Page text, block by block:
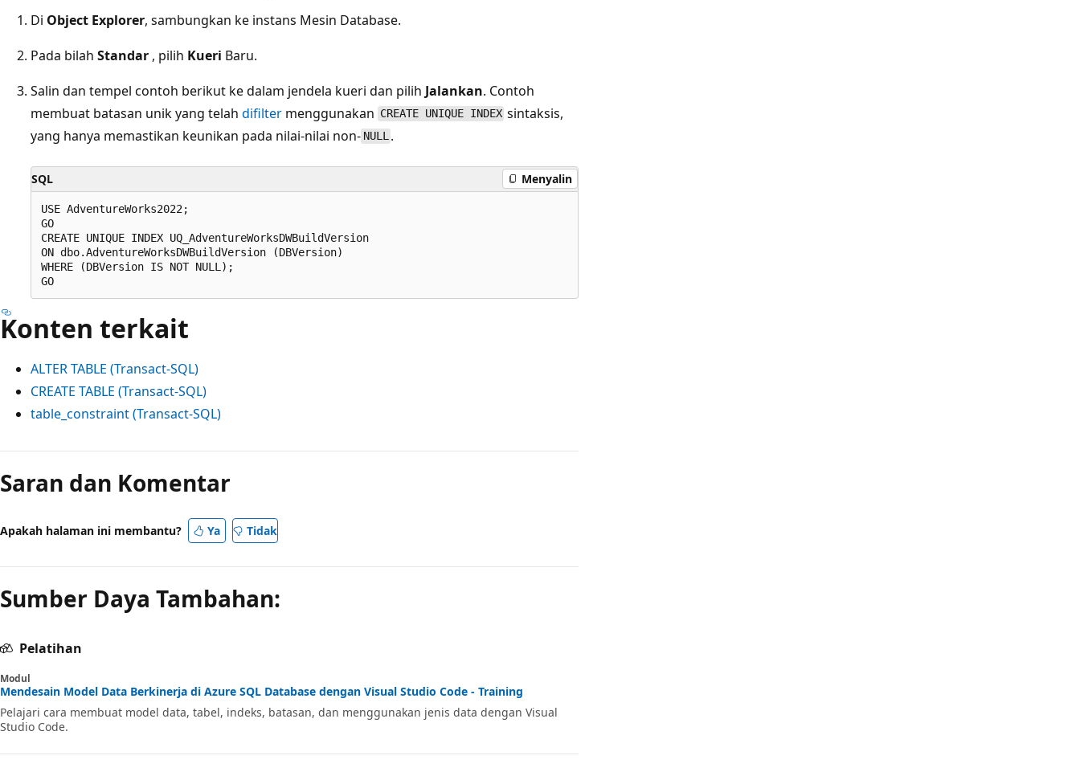
Di Object Explorer, sambungkan ke instans Mesin Database.
Pada bilah Standar , pilih Kueri Baru.
Salin dan tempel contoh berikut ke dalam jendela kueri dan pilih Jalankan. Contoh
membuat batasan unik yang telah difilter menggunakan CREATE UNIQUE INDEX sintaksis,
yang hanya memastikan keunikan pada nilai-nilai non- NULL .
SQL Menyalin
USE AdventureWorks2022;
GO
CREATE UNIQUE INDEX UQ_AdventureWorksDWBuildVersion
ON dbo.AdventureWorksDWBuildVersion (DBVersion)
WHERE (DBVersion IS NOT NULL);
Konten terkait
ALTER TABLE (Transact-SQL)
CREATE TABLE (Transact-SQL)
table_constraint (Transact-SQL)
Saran dan Komentar
Apakah halaman ini membantu? Ya Tidak
Sumber Daya Tambahan:
Pelatihan
Modul
Mendesain Model Data Berkinerja di Azure SQL Database dengan Visual Studio Code - Training
Pelajari cara membuat model data, tabel, indeks, batasan, dan menggunakan jenis data dengan Visual
Studio Code.